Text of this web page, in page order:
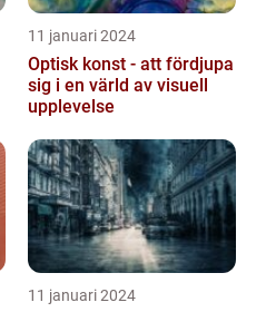
11 januari 2024
Optisk konst - att fördjupa
sig i en värld av visuell
upplevelse
11 januari 2024